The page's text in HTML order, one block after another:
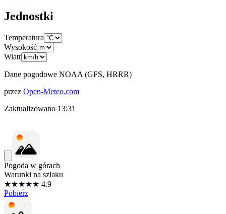
Jednostki
Temperatura
Wysokość
Wiatr
Dane pogodowe NOAA (GFS, HRRR)
przez Open-Meteo.com
Zaktualizowano 13:31
Pogoda w górach
Warunki na szlaku
★★★★★ 4.9
Pobierz